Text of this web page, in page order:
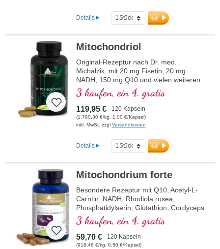
Details
Mitochondriol
Original-Rezeptur nach Dr. med.
Michalzik, mit 20 mg Fisetin, 20 mg
NADH, 150 mg Q10 und vielen weiteren
wichtigen Mitochondrien-Mitteln. Mit dem
Bioverfügbarkeitsverstärker D-Pinitol.
Kapselhüllen vegan und ohne PEG und
Carrageen und Aluminium freies Siegel,
Mitochondrialer PGC-1α-Aktivator, ohne
Vitalstoffexpertise und über 20-jährige
Produktionserfahrung.
3 kaufen, ein 4. gratis
119,95 € 120 Kapseln
(1.790,30 €/kg, 1,00 €/Kapsel)
inkl. MwSt. zzgl Versandkosten
Details
Mitochondrium forte
Besondere Rezeptur mit Q10, Acetyl-L-
Carntin, NADH, Rhodiola rosea,
Phosphatidylserin, Glutathion, Cordyceps
und Kupfer, welches zu einem normalen
Stoffwechsel zur Energiegewinnung
beiträgt (in Form von ATP in der
Zellatmungskette).
3 kaufen, ein 4. gratis
59,70 € 120 Kapseln
(918,46 €/kg, 0,50 €/Kapsel)